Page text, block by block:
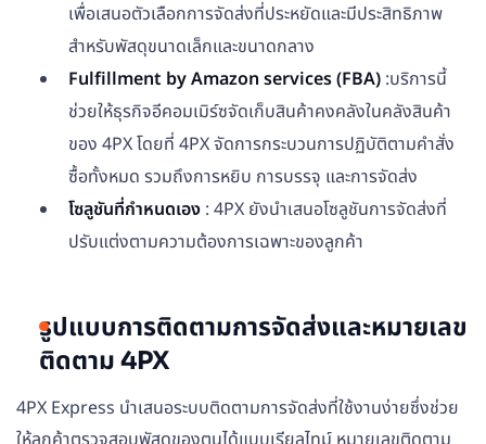
เพื่อเสนอตัวเลือกการจัดส่งที่ประหยัดและมีประสิทธิภาพ
สำหรับพัสดุขนาดเล็กและขนาดกลาง
Fulfillment by Amazon services (FBA) :บริการนี้
ช่วยให้ธุรกิจอีคอมเมิร์ซจัดเก็บสินค้าคงคลังในคลังสินค้า
ของ 4PX โดยที่ 4PX จัดการกระบวนการปฏิบัติตามคำสั่ง
ซื้อทั้งหมด รวมถึงการหยิบ การบรรจุ และการจัดส่ง
โซลูชันที่กำหนดเอง : 4PX ยังนำเสนอโซลูชันการจัดส่งที่
ปรับแต่งตามความต้องการเฉพาะของลูกค้า
รูปแบบการติดตามการจัดส่งและหมายเลข
ติดตาม 4PX
4PX Express นำเสนอระบบติดตามการจัดส่งที่ใช้งานง่ายซึ่งช่วย